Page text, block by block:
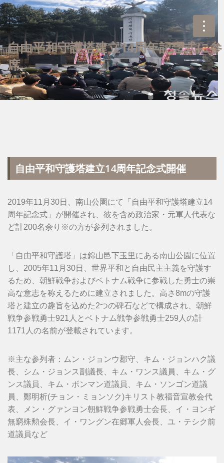
自由平和守護塔建立14周年記念式に参
席
自由平和守護塔建立14周年記念式開催
2019年11月30日、南山公園にて「自由平和守護塔建立14
周年記念式」が開催され、彼を含め政治家・元軍人代表な
ど計200名余り※の方が参列されました。
「自由平和守護塔」は錦山邑下玉里にある南山公園に位置
し、2005年11月30日、世界平和と自由民主主義を守護す
るため、朝鮮戦争およびベトナム戦争に参戦した勇士の崇
高な意志を称えるために建立されました。高さ8mの守護
塔と建立の趣旨を込めた2つの碑石などで構成され、朝鮮
戦争参戦勇士921人とベトナム戦争参戦勇士259人の計
1171人の名前が登載されています。
※主な参列者：ムン・ジョンウ郡守、キム・ジョンハク議
長、シム・ジョンス副議長、キム・ワンス議員、キム・グ
ンス議員、キム・ボンマン道議員、キム・ソンゴン道議
員、鄭明析(チョン・ミョンソク)キリスト教福音宣教会代
表、メン・グァンヨン朝鮮戦争参戦勇士会長、イ・ヨンギ
無窮殊勲会長、イ・ワングン在郷軍人会長、ユ・テシク前
道議員など